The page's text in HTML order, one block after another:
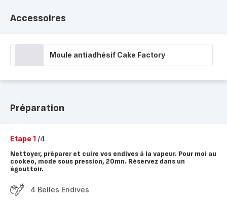
Accessoires
Moule antiadhésif Cake Factory
Préparation
Etape 1 /4
Nettoyer, préparer et cuire vos endives à la vapeur. Pour moi au
cookeo, mode sous pression, 20mn. Réservez dans un
égouttoir.
4 Belles Endives